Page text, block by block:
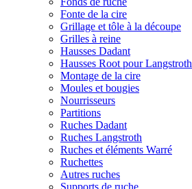
Fonte de la cire
Grillage et tôle à la découpe
Grilles à reine
Hausses Dadant
Hausses Root pour Langstroth
Montage de la cire
Moules et bougies
Nourrisseurs
Partitions
Ruches Dadant
Ruches Langstroth
Ruches et éléments Warré
Ruchettes
Autres ruches
Supports de ruche